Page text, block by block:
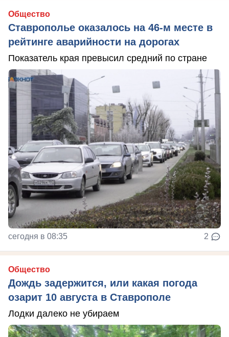
Общество
Ставрополье оказалось на 46-м месте в
рейтинге аварийности на дорогах
Показатель края превысил средний по стране
сегодня в 08:35 2
Общество
Дождь задержится, или какая погода
озарит 10 августа в Ставрополе
Лодки далеко не убираем